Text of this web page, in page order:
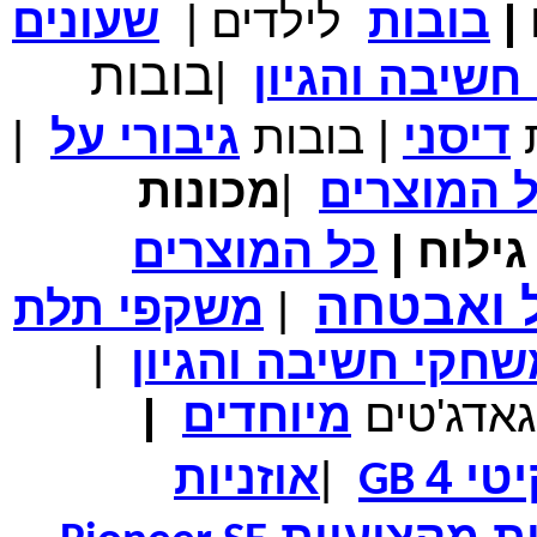
₪700.00 מחיר שוק
₪339.00
משלוח חינם
במבצע תיק לנשיאת מחשב נייד 10.1 אינץ' בצבע ורוד בעל
עיטור פרחוני
₪150.00 מחיר שוק
₪99.00 המחיר שלך
נרתיק עור יוקרתי עבור אייפוד וידאו 60GB\80GB \שחור
| בובות לילדים |
שעונים
והגיון
|בובות
דיסני | בובות גיבורי על
|
המוצרים |מכונות
| כל המוצרים
ואבטחה | משקפי תלת
חשיבה והגיון
|
גאדג'טים מיוחדים |
4
GB
|אוזניות